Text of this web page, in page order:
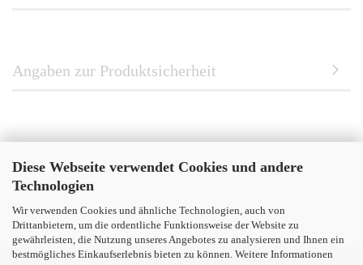
Diese Webseite verwendet Cookies und andere
Technologien
Wir verwenden Cookies und ähnliche Technologien, auch von
Drittanbietern, um die ordentliche Funktionsweise der Website zu
gewährleisten, die Nutzung unseres Angebotes zu analysieren und Ihnen ein
bestmögliches Einkaufserlebnis bieten zu können. Weitere Informationen
Angaben zur Produktsicherheit